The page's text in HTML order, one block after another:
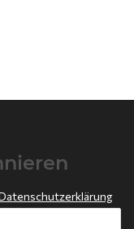
zu Ihrem